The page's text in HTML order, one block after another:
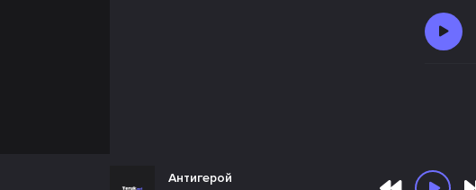
Антигерой